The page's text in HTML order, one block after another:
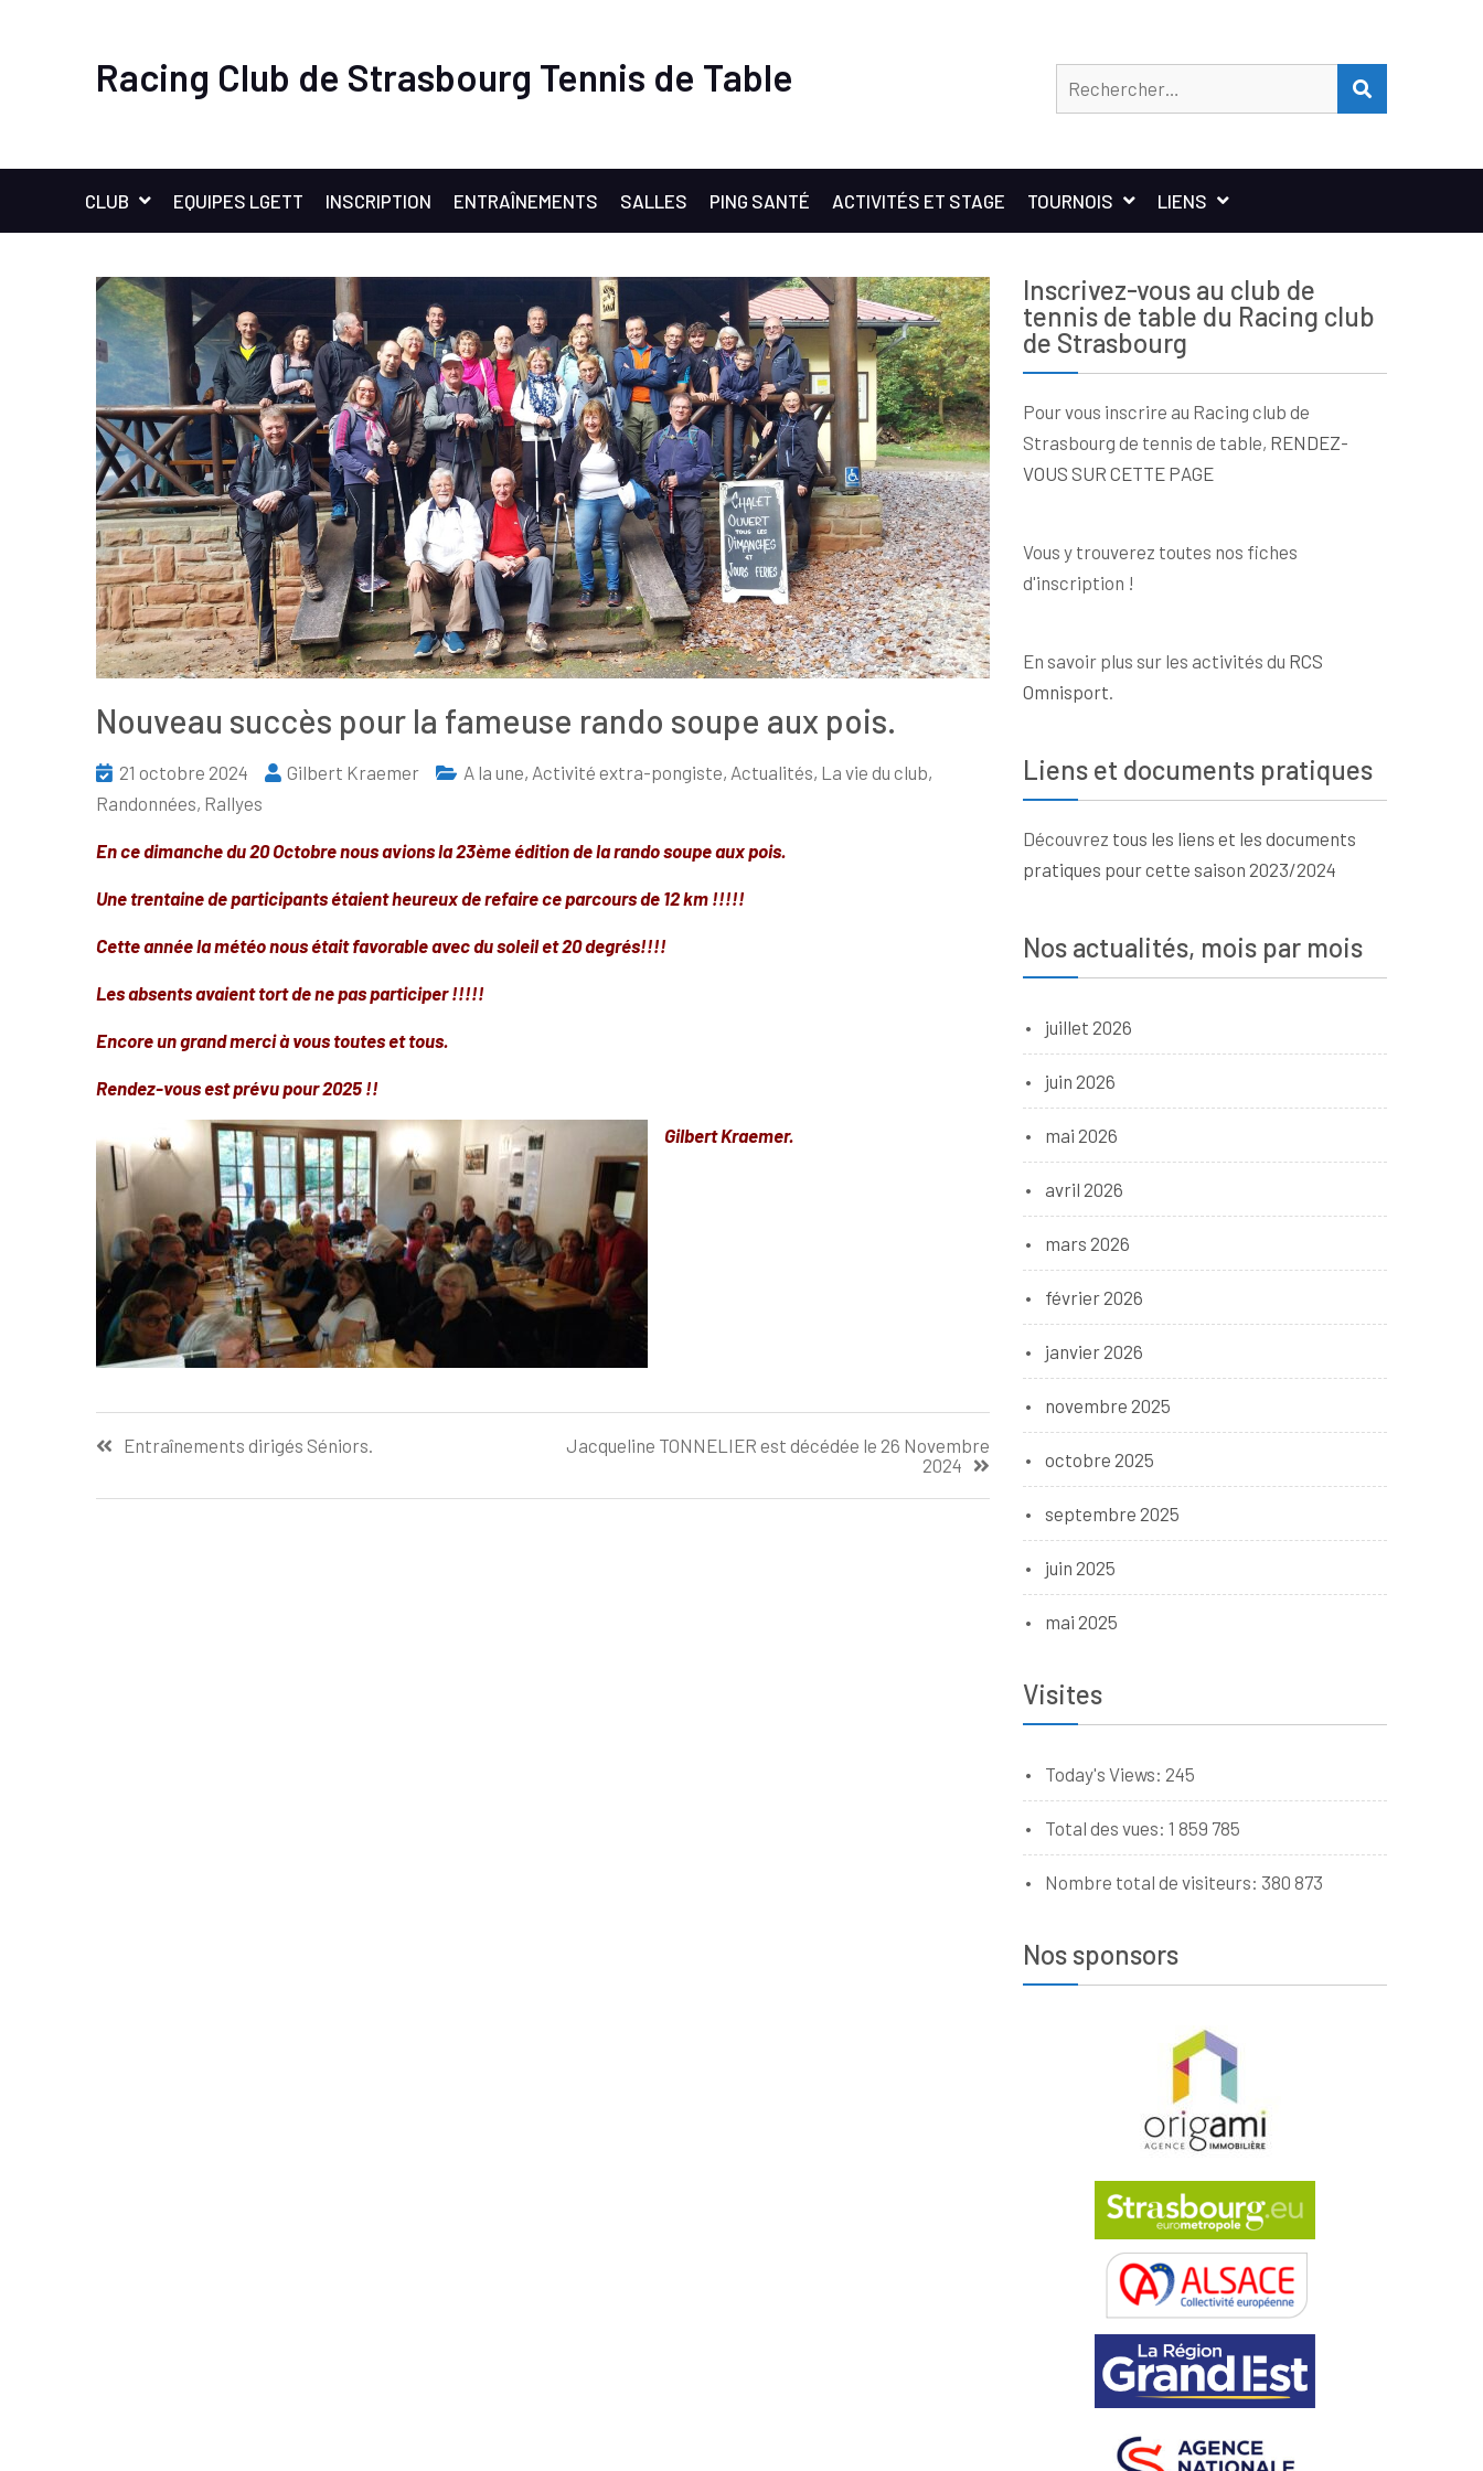
Racing Club de Strasbourg Tennis de Table
CLUB EQUIPES LGETT INSCRIPTION ENTRAÎNEMENTS SALLES PING SANTÉ ACTIVITÉS ET STAGE TOURNOIS LIENS
Nouveau succès pour la fameuse rando soupe aux pois.
21 octobre 2024 Gilbert Kraemer A la une, Activité extra-pongiste, Actualités, La vie du club,
Randonnées, Rallyes
En ce dimanche du 20 Octobre nous avions la 23ème édition de la rando soupe aux pois.
Une trentaine de participants étaient heureux de refaire ce parcours de 12 km !!!!!
Cette année la météo nous était favorable avec du soleil et 20 degrés!!!!
Les absents avaient tort de ne pas participer !!!!!
Encore un grand merci à vous toutes et tous.
Rendez-vous est prévu pour 2025 !!
Gilbert Kraemer.
Navigation
Entraînements dirigés Séniors.
Jacqueline TONNELIER est décédée le 26 Novembre
2024
Inscrivez-vous au club de
tennis de table du Racing club
de Strasbourg
Pour vous inscrire au Racing club de
Strasbourg de tennis de table, RENDEZ-
VOUS SUR CETTE PAGE
Vous y trouverez toutes nos fiches
d'inscription !
En savoir plus sur les activités du RCS
Omnisport.
Liens et documents pratiques
Découvrez tous les liens et les documents
pratiques pour cette saison 2023/2024
Nos actualités, mois par mois
juillet 2026
juin 2026
mai 2026
avril 2026
mars 2026
février 2026
janvier 2026
novembre 2025
octobre 2025
septembre 2025
juin 2025
mai 2025
Visites
Today's Views: 245
Total des vues: 1 859 785
Nombre total de visiteurs: 380 873
Nos sponsors